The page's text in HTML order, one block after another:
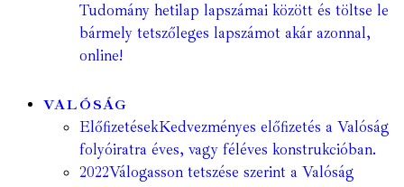
Tudomány hetilap lapszámai között és töltse le
bármely tetszőleges lapszámot akár azonnal,
online!
VALÓSÁG
ElőfizetésekKedvezményes előfizetés a Valóság
folyóiratra éves, vagy féléves konstrukcióban.
2022Válogasson tetszése szerint a Valóság